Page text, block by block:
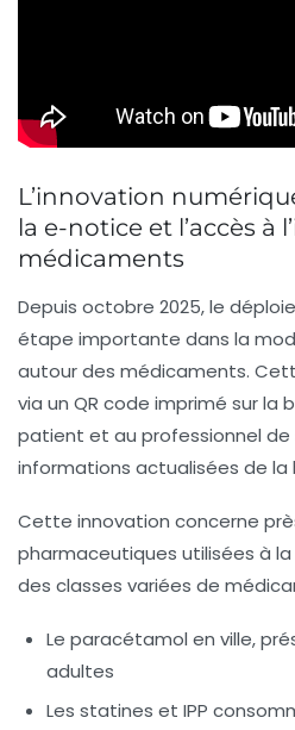
L’innovation
la e-notice et l’accès à
médicaments
Depuis octobre 2025, le
étape importante dans la
autour des médicaments.
via un QR code imprimé sur
patient et au professionnel
informations actualisées de la
Cette innovation concerne
pharmaceutiques utilisées à
des classes variées de
Le paracétamol en ville,
adultes
Les statines et IPP